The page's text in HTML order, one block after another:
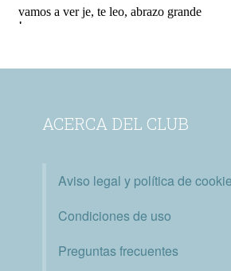
ACERCA DEL CLUB
Aviso legal y política de
Condiciones de uso
Preguntas frecuentes